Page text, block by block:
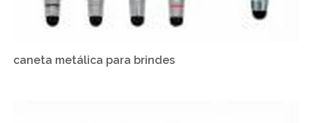
caneta metálica para brindes